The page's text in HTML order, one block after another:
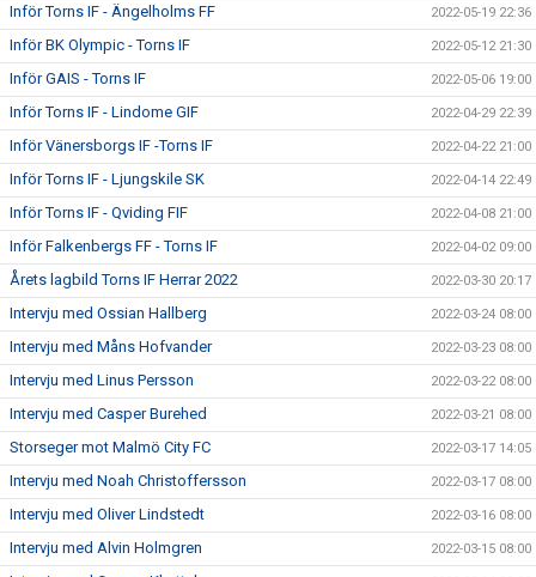
Inför Torns IF - Ängelholms FF 2022-05-19 22:36
Inför BK Olympic - Torns IF 2022-05-12 21:30
Inför GAIS - Torns IF 2022-05-06 19:00
Inför Torns IF - Lindome GIF 2022-04-29 22:39
Inför Vänersborgs IF -Torns IF 2022-04-22 21:00
Inför Torns IF - Ljungskile SK 2022-04-14 22:49
Inför Torns IF - Qviding FIF 2022-04-08 21:00
Inför Falkenbergs FF - Torns IF 2022-04-02 09:00
Årets lagbild Torns IF Herrar 2022 2022-03-30 20:17
Intervju med Ossian Hallberg 2022-03-24 08:00
Intervju med Måns Hofvander 2022-03-23 08:00
Intervju med Linus Persson 2022-03-22 08:00
Intervju med Casper Burehed 2022-03-21 08:00
Storseger mot Malmö City FC 2022-03-17 14:05
Intervju med Noah Christoffersson 2022-03-17 08:00
Intervju med Oliver Lindstedt 2022-03-16 08:00
Intervju med Alvin Holmgren 2022-03-15 08:00